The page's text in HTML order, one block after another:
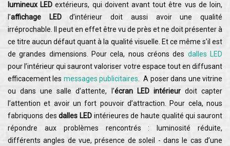
lumineux LED extérieurs, qui doivent avant tout être vus de loin,
l’affichage LEDd’intérieur doit aussi avoir une qualité
irréprochable. Il peut en effet être vu de près et ne doit présenter à
ce titre aucun défaut quant à la qualité visuelle. Et ce même s’il est
de grandes dimensions. Pour cela, nous créons des dalles LED
pour l’intérieur qui sauront valoriser votre espace tout en diffusant
efficacement les messages publicitaires . A poser dans une vitrine
ou dans une salle d’attente, l’écran LED intérieurdoit capter
l’attention et avoir un fort pouvoir d’attraction. Pour cela, nous
fabriquons desdalles LED intérieures de haute qualité qui sauront
répondre aux problèmes rencontrés : luminosité réduite,
différents angles de vue, présence de soleil - dans le cas d’une